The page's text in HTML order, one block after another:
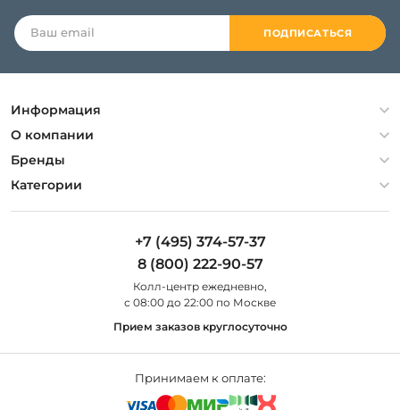
ПОДПИСАТЬСЯ
Информация
Политика конфиденциальности
Гарантия
Оплата и доставка
О компании
О компании
Контакты
Бренды
Artelamp
Категории
Люстры
Уличные светильники
+7 (495) 374-57-37
8 (800) 222-90-57
Колл-центр eжедневно,
с 08:00 до 22:00 по Москве
Прием заказов круглосуточно
Принимаем к оплате: